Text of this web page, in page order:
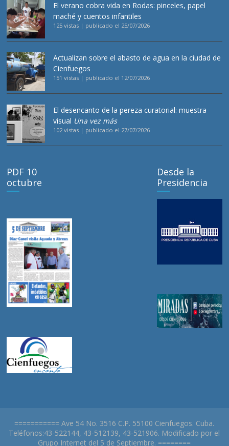
El verano cobra vida en Rodas: pinceles, papel
maché y cuentos infantiles
125 vistas | publicado el 25/07/2026
Actualizan sobre el abasto de agua en la ciudad de
Cienfuegos
151 vistas | publicado el 12/07/2026
El desencanto de la pereza curatorial: muestra
visual Una vez más
102 vistas | publicado el 27/07/2026
PDF 10
octubre
Desde la
Presidencia
=========== Ave 54 No. 3516 C.P. 55100 Cienfuegos. Cuba.
Teléfonos:43-522144, 43-512139, 43-521906. Modificado por el
Grupo Internet del 5 de Septiembre. ========